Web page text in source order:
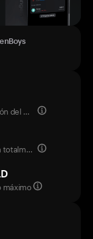
Clasificación del mercado
Valoración totalmente diluida
máximo